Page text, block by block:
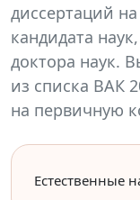
диссертаций
кандидата
доктора наук.
из списка ВАК
на первичную
Естественные